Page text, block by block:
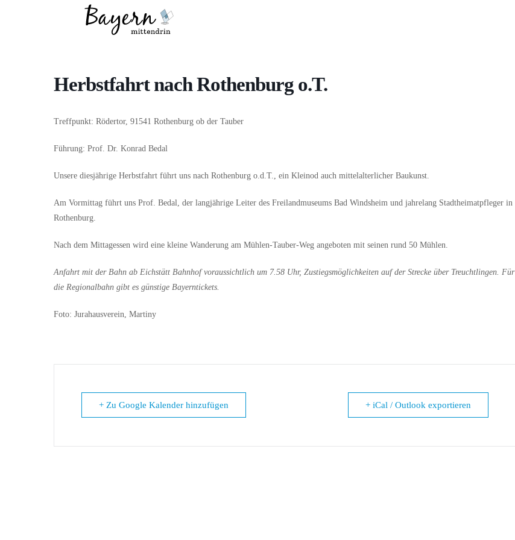
Herbstfahrt nach Rothenburg o.T.
Treffpunkt: Rödertor, 91541 Rothenburg ob der Tauber
Führung: Prof. Dr. Konrad Bedal
Unsere diesjährige Herbstfahrt führt uns nach Rothenburg o.d.T., ein Kleinod auch mittelalterlicher Baukunst.
Am Vormittag führt uns Prof. Bedal, der langjährige Leiter des Freilandmuseums Bad Windsheim und jahrelang Stadtheimatpfleger in
Rothenburg.
Nach dem Mittagessen wird eine kleine Wanderung am Mühlen-Tauber-Weg angeboten mit seinen rund 50 Mühlen.
Anfahrt mit der Bahn ab Eichstätt Bahnhof voraussichtlich um 7.58 Uhr, Zustiegsmöglichkeiten auf der Strecke über Treuchtlingen. Für
die Regionalbahn gibt es günstige Bayerntickets.
Foto: Jurahausverein, Martiny
+ Zu Google Kalender hinzufügen + iCal / Outlook exportieren